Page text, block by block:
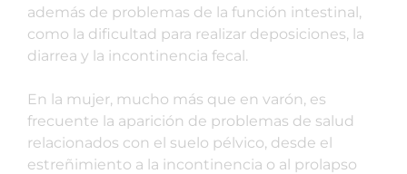
además de problemas de la función intestinal,
como la dificultad para realizar deposiciones, la
diarrea y la incontinencia fecal.
En la mujer, mucho más que en varón, es
frecuente la aparición de problemas de salud
relacionados con el suelo pélvico, desde el
estreñimiento a la incontinencia o al prolapso